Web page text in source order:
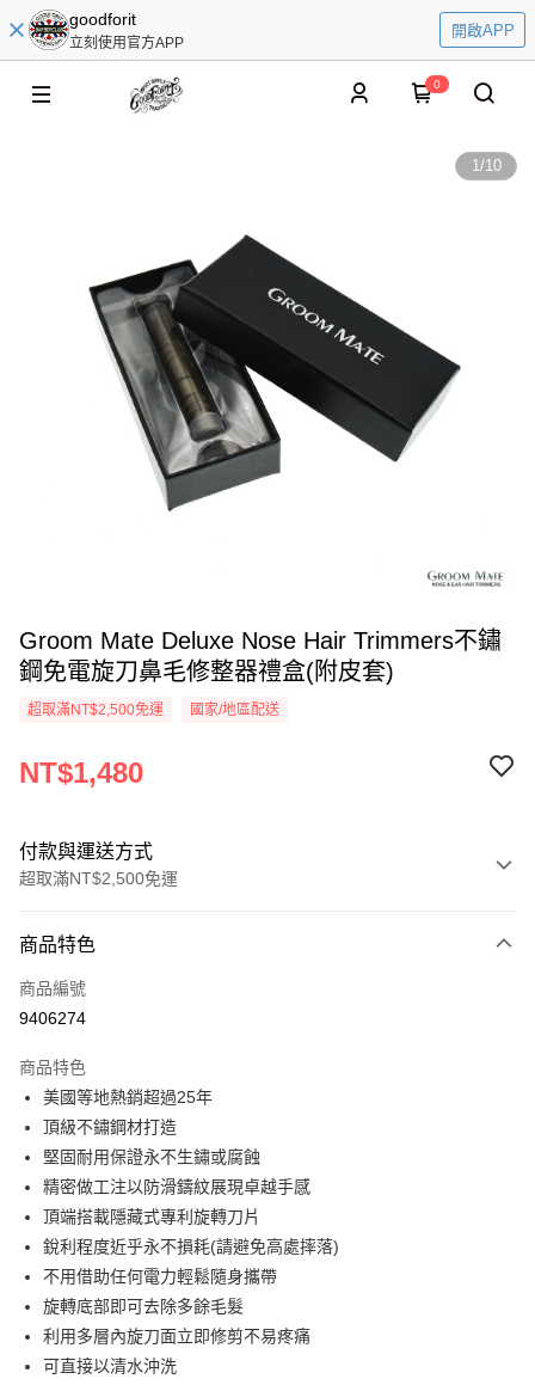
goodforit
立刻使用官方APP
開啟APP
0
1/10
Groom Mate Deluxe Nose Hair Trimmers不鏽
鋼免電旋刀鼻毛修整器禮盒(附皮套)
超取滿NT$2,500免運 國家/地區配送
NT$1,480
付款與運送方式
超取滿NT$2,500免運
信用卡一次付款
信用卡分期付款
合作金庫商業銀行
華南商業銀行
上海商業儲蓄銀行
國泰世華商業銀行
臺灣中小企業銀行
台中商業銀行
匯豐（台灣）商業銀行
聯邦商業銀行
元大商業銀行
永豐商業銀行
玉山商業銀行
台新國際商業銀行
台灣樂天信用卡公司
6 期 0 利率 每期
華南商業銀行
上海商業儲蓄銀行
國泰世華商業銀行
兆豐國際商業銀行
臺灣中小企業銀行
匯豐（台灣）商業銀行
華泰商業銀行
聯邦商業銀行
元大商業銀行
玉山商業銀行
台新國際商業銀行
中國信託商業銀行
台灣樂天信用卡公司
超商取貨付款
LINE Pay
Apple Pay
悠遊付
AFTEE先享後付
相關說明
【關於「AFTEE先享後付」】
AFTEE先享後付是「在收到商品之後才付款」的支付方式。 讓您購物簡單
ATM付款
商品特色
商品編號
9406274
商品特色
美國等地熱銷超過25年
頂級不鏽鋼材打造
堅固耐用保證永不生鏽或腐蝕
精密做工注以防滑鑄紋展現卓越手感
頂端搭載隱藏式專利旋轉刀片
銳利程度近乎永不損耗(請避免高處摔落)
不用借助任何電力輕鬆隨身攜帶
旋轉底部即可去除多餘毛髮
利用多層內旋刀面立即修剪不易疼痛
可直接以清水沖洗